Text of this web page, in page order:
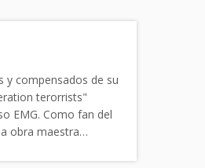
y compensados de su
terorrists"
EMG. Como fan del
obra maestra…